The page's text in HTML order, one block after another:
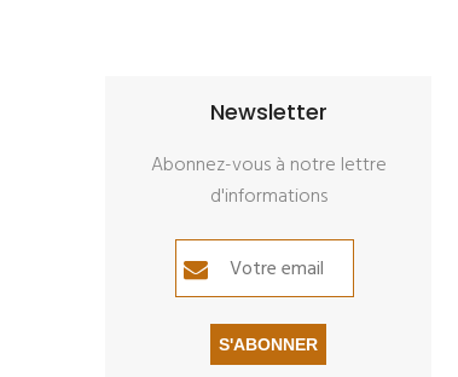
Newsletter
Abonnez-vous à notre lettre
d'informations
S'ABONNER